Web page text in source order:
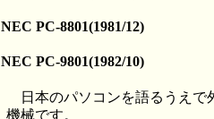
NEC PC-8801(1981/12)
NEC PC-9801(1982/10)
日本のパソコンを語るうえ
機械です。